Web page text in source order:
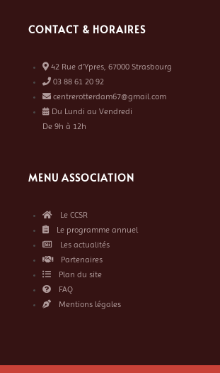
CONTACT & HORAIRES
42 Rue d’Ypres, 67000 Strasbourg
03 88 61 20 92
centrerotterdam67@gmail.com
Du Lundi au Vendredi
De 9h à 12h
MENU ASSOCIATION
Le CCSR
Le programme annuel
Les actualités
Partenaires
Plan du site
FAQ
Mentions légales